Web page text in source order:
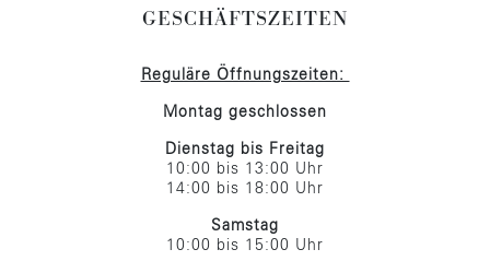
GESCHÄFTSZEITEN
Reguläre Öffnungszeiten:
Montag geschlossen
Dienstag bis Freitag
10:00 bis 13:00 Uhr
14:00 bis 18:00 Uhr
Samstag
10:00 bis 15:00 Uhr